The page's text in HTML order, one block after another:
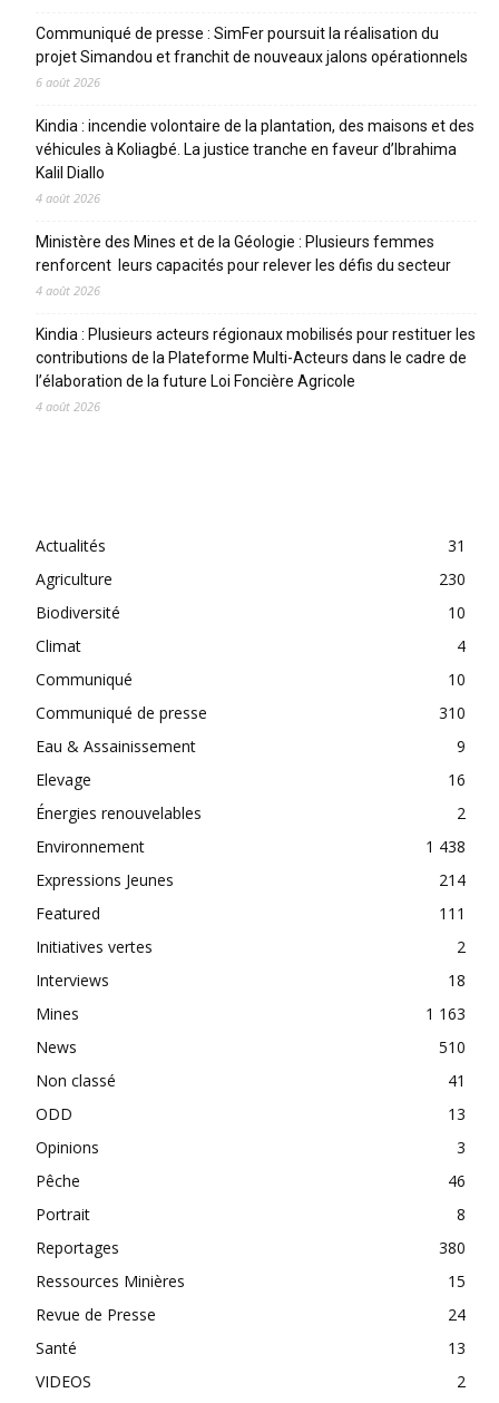
Communiqué de presse : SimFer poursuit la réalisation du
projet Simandou et franchit de nouveaux jalons opérationnels
6 août 2026
Kindia : incendie volontaire de la plantation, des maisons et des
véhicules à Koliagbé. La justice tranche en faveur d’Ibrahima
Kalil Diallo
4 août 2026
Ministère des Mines et de la Géologie : Plusieurs femmes
renforcent leurs capacités pour relever les défis du secteur
4 août 2026
Kindia : Plusieurs acteurs régionaux mobilisés pour restituer les
contributions de la Plateforme Multi-Acteurs dans le cadre de
l’élaboration de la future Loi Foncière Agricole
4 août 2026
Actualités
31
Agriculture
230
Biodiversité
10
Climat
4
Communiqué
10
Communiqué de presse
310
Eau & Assainissement
9
Elevage
16
Énergies renouvelables
2
Environnement
1 438
Expressions Jeunes
214
Featured
111
Initiatives vertes
2
Interviews
18
Mines
1 163
News
510
Non classé
41
ODD
13
Opinions
3
Pêche
46
Portrait
8
Reportages
380
Ressources Minières
15
Revue de Presse
24
Santé
13
VIDEOS
2